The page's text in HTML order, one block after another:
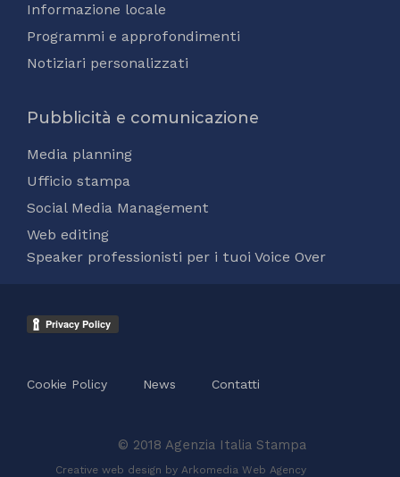
Informazione locale
Programmi e approfondimenti
Notiziari personalizzati
Pubblicità e comunicazione
Media planning
Ufficio stampa
Social Media Management
Web editing
Speaker professionisti per i tuoi Voice Over
Cookie Policy News Contatti
© 2018 Agenzia Italia Stampa
Creative web design by Arkomedia Web Agency